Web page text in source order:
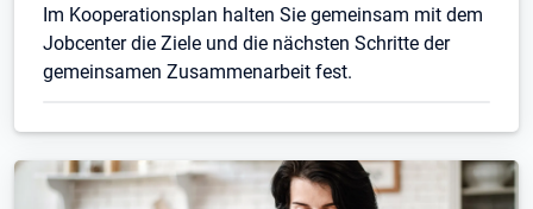
Im Kooperationsplan halten Sie gemeinsam mit dem
Jobcenter die Ziele und die nächsten Schritte der
gemeinsamen Zusammenarbeit fest.